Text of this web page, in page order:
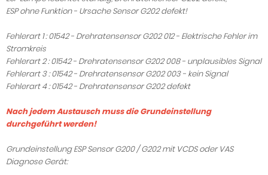
ESP ohne Funktion - Ursache Sensor G202 defekt!
Fehlerart 1 : 01542 - Drehratensensor G202012 - Elektrische Fehler im
Stromkreis
Fehlerart 2 : 01542 - Drehratensensor G202 008 - unplausibles Signal
Fehlerart 3 : 01542 - Drehratensensor G202 003 - kein Signal
Fehlerart 4 : 01542 - Drehratensensor G202 defekt
Nach jedem Austausch muss die Grundeinstellung
durchgeführt werden!
Grundeinstellung ESP Sensor G200 / G202 mit VCDS oder VAS
Diagnose Gerät: